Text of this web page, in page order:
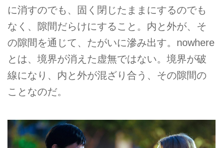
に消すのでも、固く閉じたままにするのでも
なく、隙間だらけにすること。内と外が、そ
の隙間を通じて、たがいに滲み出す。nowhere
とは、境界が消えた虚無ではない。境界が破
線になり、内と外が混ざり合う、その隙間の
ことなのだ。